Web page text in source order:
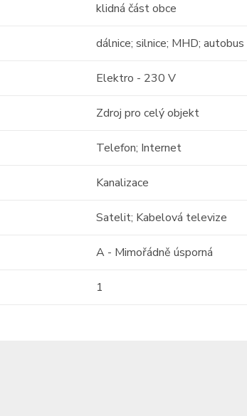
klidná část obce
dálnice; silnice; MHD; autobus
Elektro - 230 V
Zdroj pro celý objekt
Telefon; Internet
Kanalizace
Satelit; Kabelová televize
A - Mimořádně úsporná
1
moře v Son ...